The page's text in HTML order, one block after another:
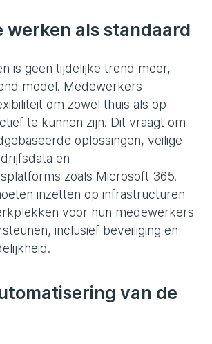
werken als standaard
is geen tijdelijke trend meer,
model. Medewerkers
om zowel thuis als op
te kunnen zijn. Dit vraagt om
oplossingen, veilige
en
zoals Microsoft 365.
inzetten op infrastructuren
voor hun medewerkers
inclusief beveiliging en
van de